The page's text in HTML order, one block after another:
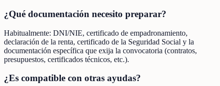
¿Qué documentación necesito preparar?
Habitualmente: DNI/NIE, certificado de empadronamiento,
declaración de la renta, certificado de la Seguridad Social y la
documentación específica que exija la convocatoria (contratos,
presupuestos, certificados técnicos, etc.).
¿Es compatible con otras ayudas?